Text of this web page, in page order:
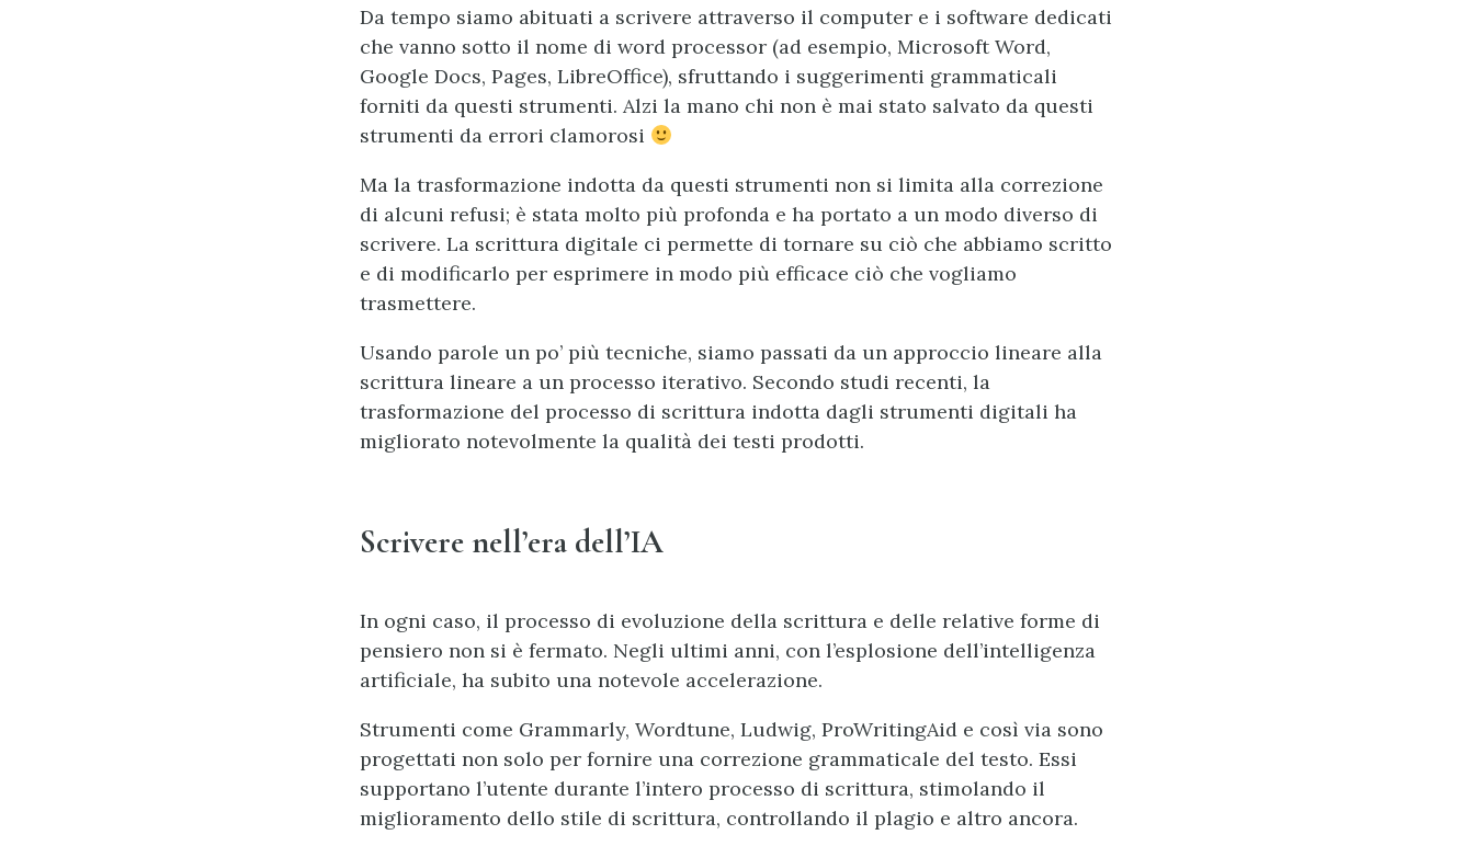
Da tempo siamo abituati a scrivere attraverso il computer e i software dedicati
che vanno sotto il nome di word processor (ad esempio, Microsoft Word,
Google Docs, Pages, LibreOffice), sfruttando i suggerimenti grammaticali
forniti da questi strumenti. Alzi la mano chi non è mai stato salvato da questi
strumenti da errori clamorosi
Ma la trasformazione indotta da questi strumenti non si limita alla correzione
di alcuni refusi; è stata molto più profonda e ha portato a un modo diverso di
scrivere. La scrittura digitale ci permette di tornare su ciò che abbiamo scritto
e di modificarlo per esprimere in modo più efficace ciò che vogliamo
trasmettere.
Usando parole un po’ più tecniche, siamo passati da un approccio lineare alla
scrittura lineare a un processo iterativo. Secondo studi recenti, la
trasformazione del processo di scrittura indotta dagli strumenti digitali ha
migliorato notevolmente la qualità dei testi prodotti.
Scrivere nell’era dell’IA
In ogni caso, il processo di evoluzione della scrittura e delle relative forme di
pensiero non si è fermato. Negli ultimi anni, con l’esplosione dell’intelligenza
artificiale, ha subito una notevole accelerazione.
Strumenti come Grammarly, Wordtune, Ludwig, ProWritingAid e così via sono
progettati non solo per fornire una correzione grammaticale del testo. Essi
supportano l’utente durante l’intero processo di scrittura, stimolando il
miglioramento dello stile di scrittura, controllando il plagio e altro ancora.